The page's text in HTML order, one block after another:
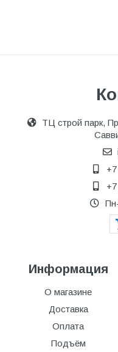
ТЦ строй парк,
Информация
О магазине
Доставка
Оплата
Подъём